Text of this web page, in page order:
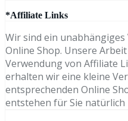
*Affiliate Links
Wir sind ein
Online Shop. Unsere
Verwendung von Affiliate
erhalten wir eine kleine
entsprechenden Online
entstehen für Sie natürlich